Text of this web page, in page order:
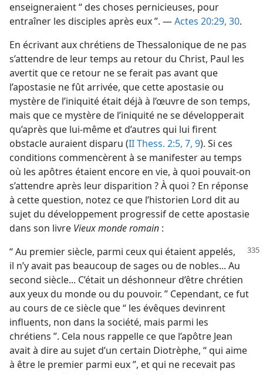
enseigneraient “ des choses pernicieuses, pour
entraîner les disciples après eux ”. —Actes 20:29, 30.
En écrivant aux chrétiens de Thessalonique de ne pas
s’attendre de leur temps au retour du Christ, Paul les
avertit que ce retour ne se ferait pas avant que
l’apostasie ne fût arrivée, que cette apostasie ou
mystère de l’iniquité était déjà à l’œuvre de son temps,
mais que ce mystère de l’iniquité ne se développerait
qu’après que lui-​même et d’autres qui lui firent
obstacle auraient disparu (II Thess. 2:5, 7, 9). Si ces
conditions commencèrent à se manifester au temps
où les apôtres étaient encore en vie, à quoi pouvait-​on
s’attendre après leur disparition ? À quoi ? En réponse
à cette question, notez ce que l’historien Lord dit au
sujet du développement progressif de cette apostasie
dans son livre Vieux monde romain :
“ Au premier siècle, parmi ceux qui étaient appelés,
il n’y avait pas beaucoup de sages ou de nobles... Au
second siècle... C’était un déshonneur d’être chrétien
aux yeux du monde ou du pouvoir. ” Cependant, ce fut
au cours de ce siècle que “ les évêques devinrent
influents, non dans la société, mais parmi les
chrétiens ”. Cela nous rappelle ce que l’apôtre Jean
avait à dire au sujet d’un certain Diotrèphe, “ qui aime
à être le premier parmi eux ”, et qui ne recevait pas